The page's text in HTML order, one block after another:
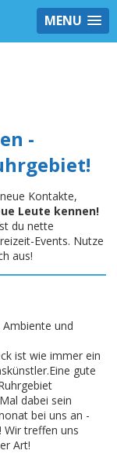
MENU
-
Kontakte,
Leute kennen!
du nette
Events. Nutze
aus!
und
ist wie immer ein
gute
dabei sein
bei uns an -
treffen uns
Art!